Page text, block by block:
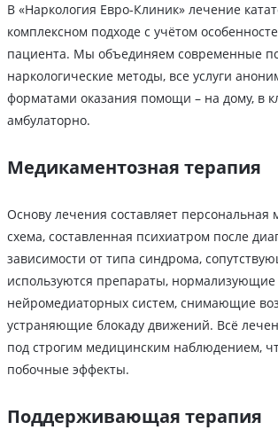
В «Наркология Евро-Клиник» лечение
комплексном подходе с учётом
пациента. Мы объединяем современные
наркологические методы, все услуги
форматами оказания помощи – на дому, в
амбулаторно.
Медикаментозная терапия
Основу лечения составляет персональная
схема, составленная психиатром после
зависимости от типа синдрома,
используются препараты, нормализующие
нейромедиаторных систем, снимающие
устраняющие блокаду движений. Всё
под строгим медицинским наблюдением,
побочные эффекты.
Поддерживающая терапия